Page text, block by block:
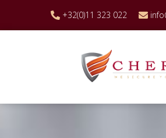
+32(0)11 323 022